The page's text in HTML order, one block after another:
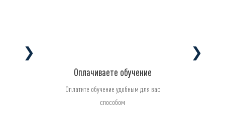
❯
Оплачиваете обучение
Оплатите обучение удобным для вас
способом
❯